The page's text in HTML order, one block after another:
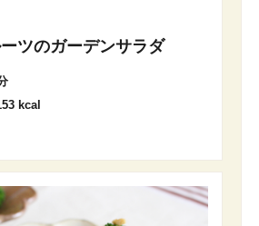
ツのガーデンサラダ
kcal